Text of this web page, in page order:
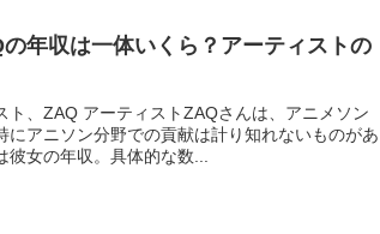
年収は一体いくら？アーティストの
、ZAQ アーティストZAQさんは、アニメソン
アニソン分野での貢献は計り知れないものがあ
女の年収。具体的な数...